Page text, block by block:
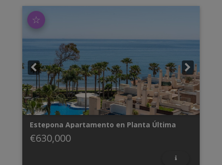
☆
Estepona Apartamento en Planta Última
€630,000